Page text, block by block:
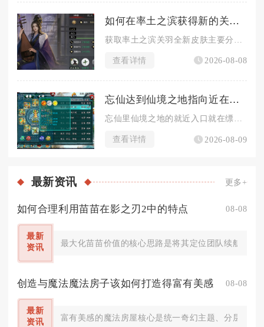
如何在率土之滨获得新的关羽皮肤
查看详情 2026-08-08
忘仙达到仙境之地指向近在何处
忘仙里仙境之地的就近入口就在缥缈王城主城的境界NPC仙尊处，...
查看详情 2026-08-09
最新资讯 更多+
如何合理利用苗苗在影之刃2中的特点 08-08
最新
资讯
最大化苗苗价值的核心思路是将其定位团队续航辅
创造与魔法魔法房子该如何打造得富有美感 08-08
最新
资讯
富有美感的魔法房屋核心是统一奇幻主题、分层几